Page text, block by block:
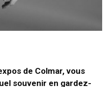
de Colmar, vous
souvenir en gardez-